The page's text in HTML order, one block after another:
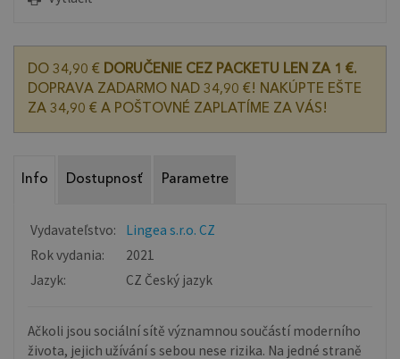
DO 34,90 € DORUČENIE CEZ PACKETU LEN ZA 1 €.
DOPRAVA ZADARMO NAD 34,90 €! NAKÚPTE EŠTE
ZA 34,90 € A POŠTOVNÉ ZAPLATÍME ZA VÁS!
Info Dostupnosť Parametre
Vydavateľstvo:
Lingea s.r.o. CZ
Rok vydania:
2021
Jazyk:
CZ Český jazyk
Ačkoli jsou sociální sítě významnou součástí moderního
života, jejich užívání s sebou nese rizika. Na jedné straně